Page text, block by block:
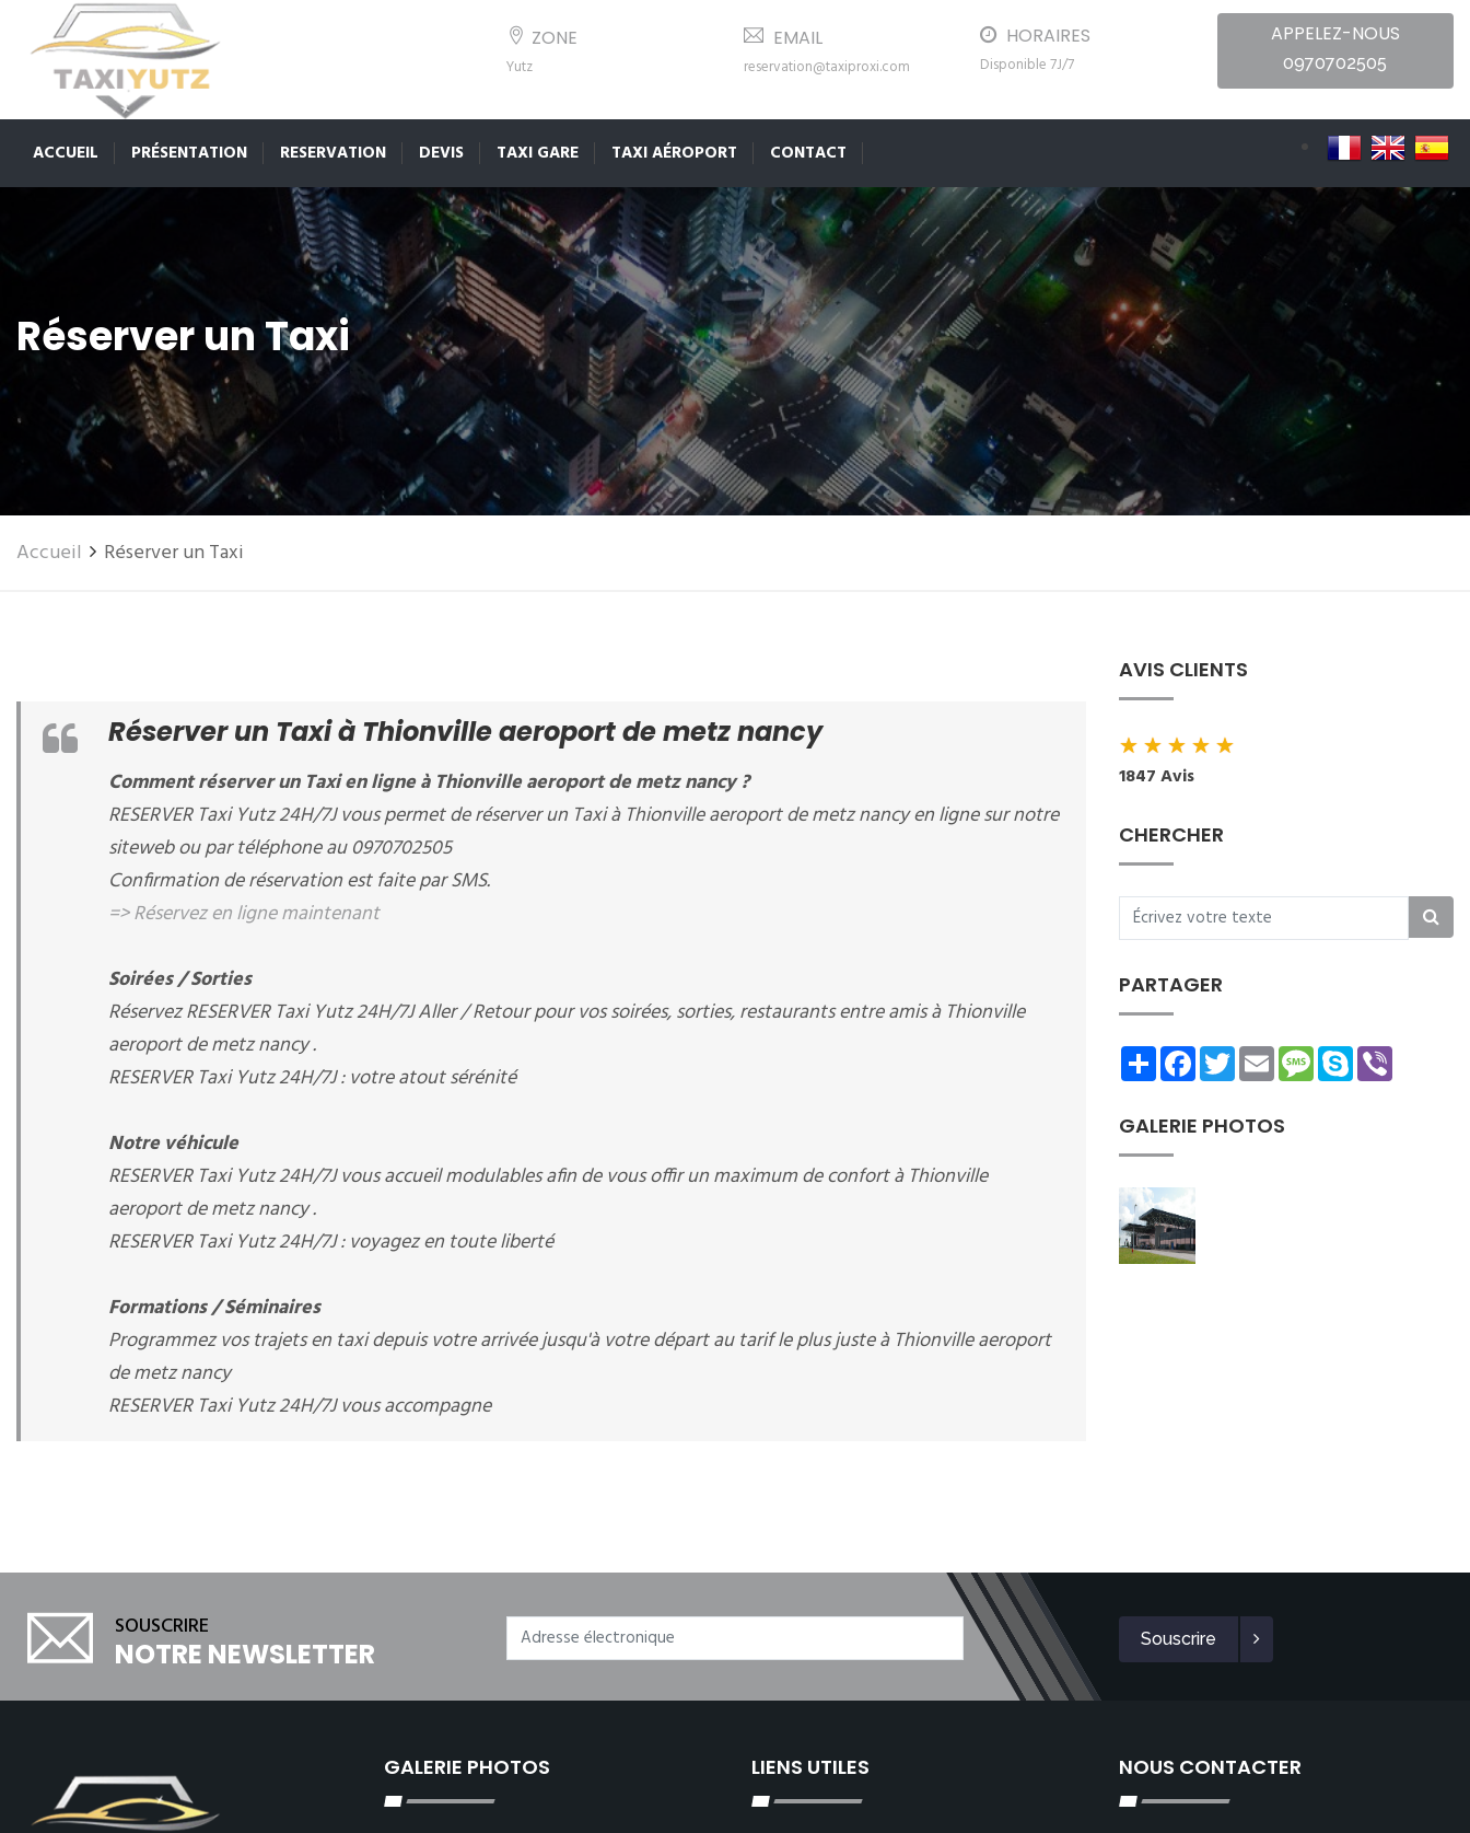
ZONE
Yutz
EMAIL
reservation@taxiproxi.com
HORAIRES
Disponible 7J/7
APPELEZ-NOUS
0970702505
ACCUEIL PRÉSENTATION RESERVATION DEVIS TAXI GARE TAXI AÉROPORT CONTACT
Réserver un Taxi
Accueil Réserver un Taxi
Réserver un Taxi à Thionville aeroport de metz nancy
Comment réserver un Taxi en ligne à Thionville aeroport de metz nancy ?
RESERVER Taxi Yutz 24H/7J vous permet de réserver un Taxi à Thionville aeroport de metz nancy en ligne sur notre
siteweb ou par téléphone au 0970702505
Confirmation de réservation est faite par SMS.
=> Réservez en ligne maintenant
Soirées / Sorties
Réservez RESERVER Taxi Yutz 24H/7J Aller / Retour pour vos soirées, sorties, restaurants entre amis à Thionville
aeroport de metz nancy .
RESERVER Taxi Yutz 24H/7J : votre atout sérénité
Notre véhicule
RESERVER Taxi Yutz 24H/7J vous accueil modulables afin de vous offir un maximum de confort à Thionville
aeroport de metz nancy .
RESERVER Taxi Yutz 24H/7J : voyagez en toute liberté
Formations / Séminaires
Programmez vos trajets en taxi depuis votre arrivée jusqu'à votre départ au tarif le plus juste à Thionville aeroport
de metz nancy
RESERVER Taxi Yutz 24H/7J vous accompagne
AVIS CLIENTS
★★★★★
1847 Avis
CHERCHER
PARTAGER
ShareFacebookTwitterEmailMessage
Skype
GALERIE PHOTOS
SOUSCRIRE
NOTRE NEWSLETTER Souscrire
GALERIE PHOTOS LIENS UTILES NOUS CONTACTER